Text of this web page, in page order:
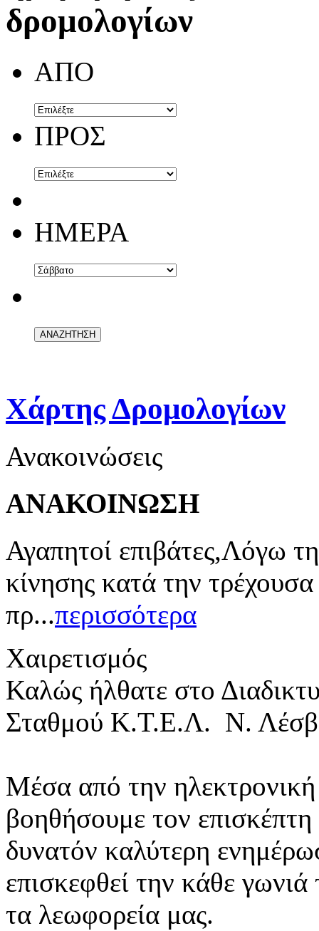
δρομολογίων
ΑΠΟ
ΠΡΟΣ
ΗΜΕΡΑ
Χάρτης Δρομολογίων
Ανακοινώσεις
ΑΝΑΚΟΙΝΩΣΗ
Αγαπητοί επιβάτες,Λόγω
κίνησης κατά την
πρ...περισσότερα
Χαιρετισμός
Καλώς ήλθατε στο
Σταθμού Κ.Τ.Ε.Λ. Ν.
Μέσα από την ηλεκτρονική
βοηθήσουμε τον
δυνατόν καλύτερη
επισκεφθεί την κάθε
τα λεωφορεία μας.